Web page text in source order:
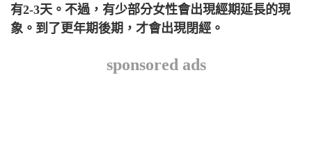
有2-3天。不過，有少部分女性會出現經期延長的現
象。到了更年期後期，才會出現閉經。
sponsored ads